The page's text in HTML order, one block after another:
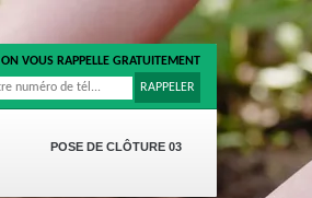
POSE DE CLÔTURE 03
ON VOUS RAPPELLE GRATUITEMENT